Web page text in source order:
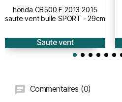
honda CB500 F 2013 2015
saute vent bulle SPORT - 29cm
Saute vent
Commentaires (0)